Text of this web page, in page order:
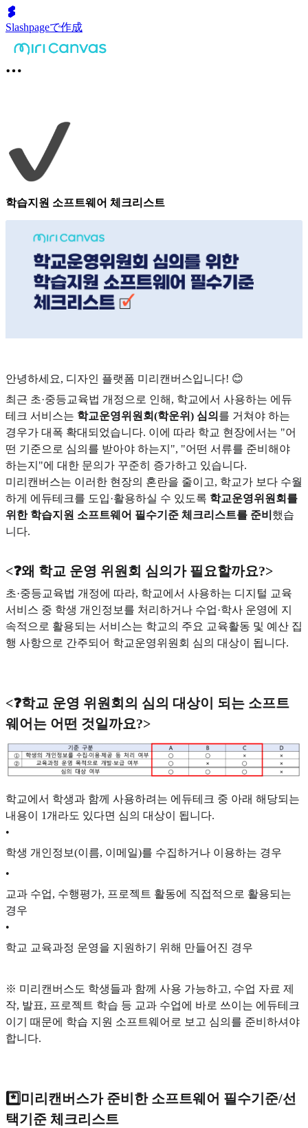
Slashpageで作成
학습지원 소프트웨어 체크리스트
안녕하세요, 디자인 플랫폼 미리캔버스입니다! 😊
최근 초·중등교육법 개정으로 인해, 학교에서 사용하는 에듀
테크 서비스는 학교운영위원회(학운위) 심의 를 거쳐야 하는
경우가 대폭 확대되었습니다. 이에 따라 학교 현장에서는 "어
떤 기준으로 심의를 받아야 하는지", "어떤 서류를 준비해야
하는지"에 대한 문의가 꾸준히 증가하고 있습니다.
미리캔버스는 이러한 현장의 혼란을 줄이고, 학교가 보다 수월
하게 에듀테크를 도입·활용하실 수 있도록 학교운영위원회를
위한 학습지원 소프트웨어 필수기준 체크리스트를 준비 했습
니다.
<❓왜 학교 운영 위원회 심의가 필요할까요?>
초·중등교육법 개정에 따라, 학교에서 사용하는 디지털 교육
서비스 중 학생 개인정보를 처리하거나 수업·학사 운영에 지
속적으로 활용되는 서비스는 학교의 주요 교육활동 및 예산 집
행 사항으로 간주되어 학교운영위원회 심의 대상이 됩니다.
<❓학교 운영 위원회의 심의 대상이 되는 소프트
웨어는 어떤 것일까요?>
학교에서 학생과 함께 사용하려는 에듀테크 중 아래 해당되는
내용이 1개라도 있다면 심의 대상이 됩니다.
•
학생 개인정보(이름, 이메일)를 수집하거나 이용하는 경우
•
교과 수업, 수행평가, 프로젝트 활동에 직접적으로 활용되는
경우
•
학교 교육과정 운영을 지원하기 위해 만들어진 경우
※ 미리캔버스도 학생들과 함께 사용 가능하고, 수업 자료 제
작, 발표, 프로젝트 학습 등 교과 수업에 바로 쓰이는 에듀테크
이기 때문에 학습 지원 소프트웨어로 보고 심의를 준비하셔야
합니다.
*️⃣미리캔버스가 준비한 소프트웨어 필수기준/선
택기준 체크리스트